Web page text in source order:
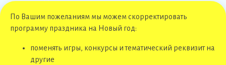
По Вашим пожеланиям мы можем скорректировать
программу праздника на Новый год:
поменять игры, конкурсы и тематический реквизит на
другие